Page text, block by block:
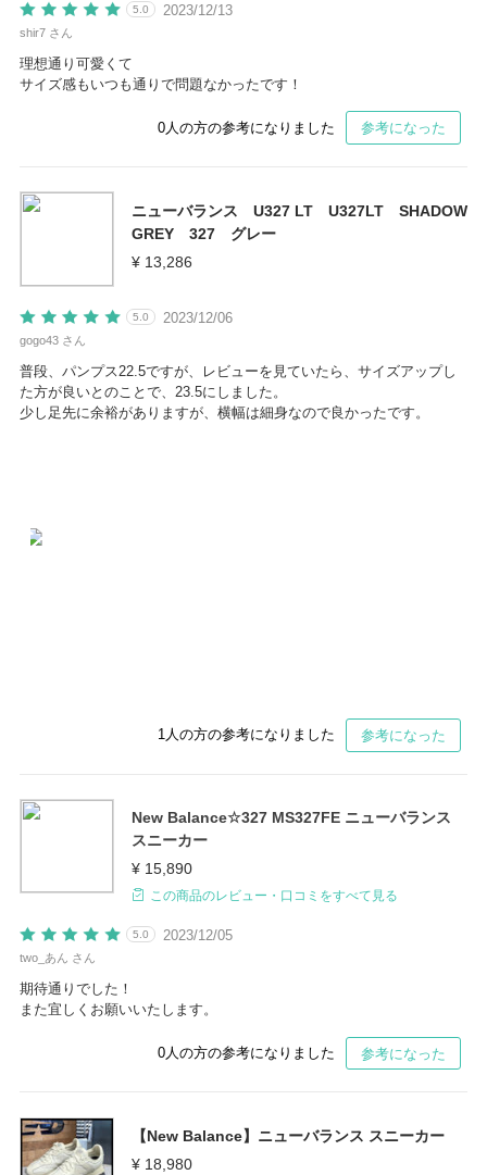
2023/12/13
5.0
shir7 さん
理想通り可愛くて
サイズ感もいつも通りで問題なかったです！
0 人の方の参考になりました 参考になった
ニューバランス U327 LT U327LT SHADOW
GREY 327 グレー
¥ 13,286
2023/12/06
5.0
gogo43 さん
普段、パンプス22.5ですが、レビューを見ていたら、サイズアップし
た方が良いとのことで、23.5にしました。
少し足先に余裕がありますが、横幅は細身なので良かったです。
1人の方の参考になりました 参考になった
New Balance☆327 MS327FE ニューバランス
スニーカー
¥ 15,890
この商品のレビュー・口コミをすべて見る
2023/12/05
5.0
two_あん さん
期待通りでした！
また宜しくお願いいたします。
0人の方の参考になりました 参考になった
【New Balance】ニューバランス スニーカー
¥ 18,980